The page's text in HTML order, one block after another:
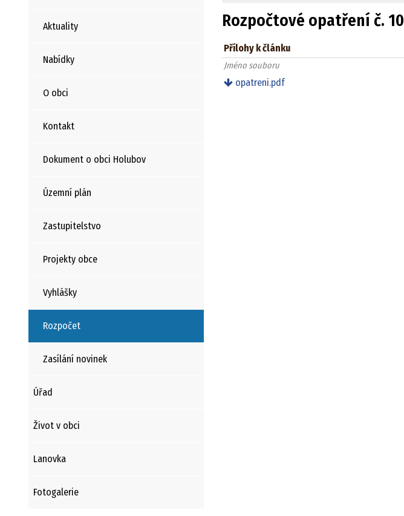
Aktuality
Nabídky
O obci
Kontakt
Dokument o obci Holubov
Územní plán
Zastupitelstvo
Projekty obce
Vyhlášky
Rozpočet
Zasílání novinek
Úřad
Život v obci
Lanovka
Fotogalerie
Rozpočtové opatření č. 10
Přílohy k článku
Jméno souboru
opatreni.pdf